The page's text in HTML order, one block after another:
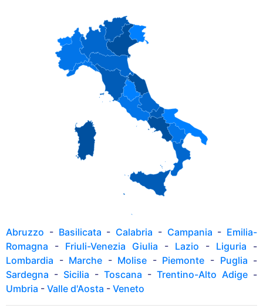
Abruzzo - Basilicata - Calabria - Campania - Emilia-
Romagna - Friuli-Venezia Giulia - Lazio - Liguria -
Lombardia - Marche - Molise - Piemonte - Puglia -
Sardegna - Sicilia - Toscana - Trentino-Alto Adige -
Umbria - Valle d'Aosta - Veneto